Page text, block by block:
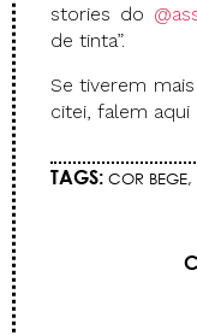
stories do
de tinta”.
Se tiverem
citei, falem aqui
TAGS: COR BEGE,